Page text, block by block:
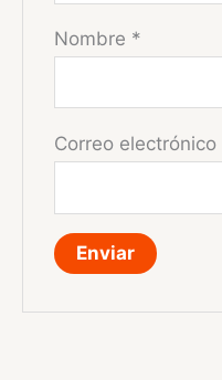
Nombre *
Correo electrónico